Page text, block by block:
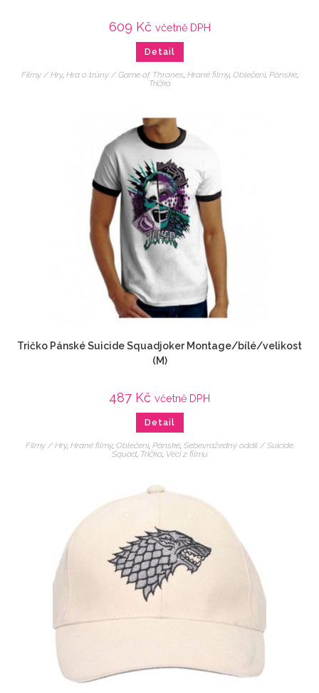
609 Kč včetně DPH
Detail
Filmy / Hry, Hra o trůny / Game of Thrones, Hrané filmy, Oblečení, Pánské,
Trička
Tričko Pánské Suicide Squadjoker Montage/bílé/velikost
(M)
487 Kč včetně DPH
Detail
Filmy / Hry, Hrané filmy, Oblečení, Pánské Sebevražedný oddíl / Suicide
Squad, Trička, Veci z filmu